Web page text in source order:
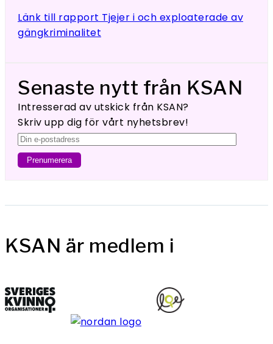
Länk till rapport Tjejer i och exploaterade av
gängkriminalitet
Senaste nytt från KSAN
Intresserad av utskick från KSAN?
Skriv upp dig för vårt nyhetsbrev!
KSAN är medlem i